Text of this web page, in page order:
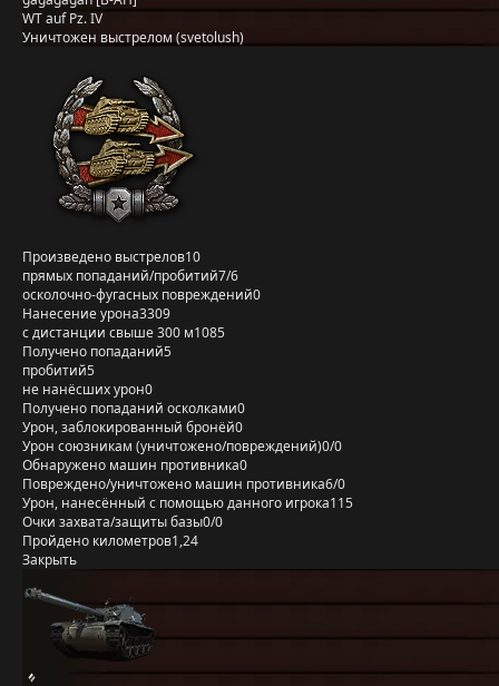
WT auf Pz. IV
Уничтожен выстрелом (svetolush)
Произведено выстрелов10
прямых попаданий/пробитий7/6
осколочно-фугасных повреждений0
Нанесение урона3309
с дистанции свыше 300 м1085
Получено попаданий5
пробитий5
не нанёсших урон0
Получено попаданий осколками0
Урон, заблокированный бронёй0
Урон союзникам (уничтожено/повреждений)0/0
Обнаружено машин противника0
Повреждено/уничтожено машин противника6/0
Урон, нанесённый с помощью данного игрока115
Очки захвата/защиты базы0/0
Пройдено километров1,24
Закрыть